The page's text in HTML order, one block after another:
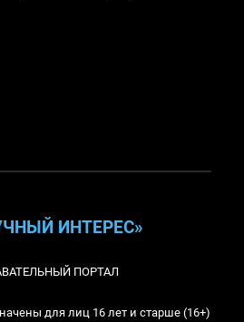
ИНТЕРЕС»
ПОРТАЛ
для лиц 16 лет и старше (16+)